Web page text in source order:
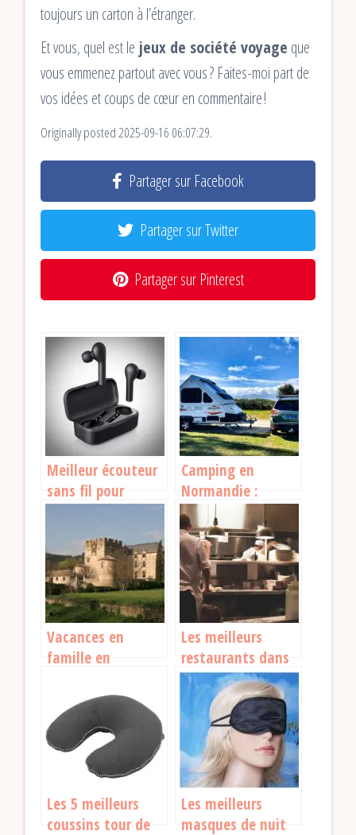
toujours un carton à l’étranger.
Et vous, quel est le jeux de société voyage que
vous emmenez partout avec vous ? Faites-moi part de
vos idées et coups de cœur en commentaire !
Originally posted 2025-09-16 06:07:29.
Partager sur Facebook
Partager sur Twitter
Partager sur Pinterest
Meilleur écouteur
sans fil pour
notre guide pour
bien choisir
Camping en
Normandie :
comment faire le
bon choix
Vacances en
famille en
raisons de choisir
cette destination
Les meilleurs
restaurants dans
l’Orne pour une
expérience
culinaire
inoubliable
Les 5 meilleurs
coussins tour de
Les meilleurs
masques de nuit